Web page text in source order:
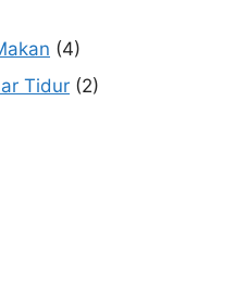
(4)
Tidur (2)